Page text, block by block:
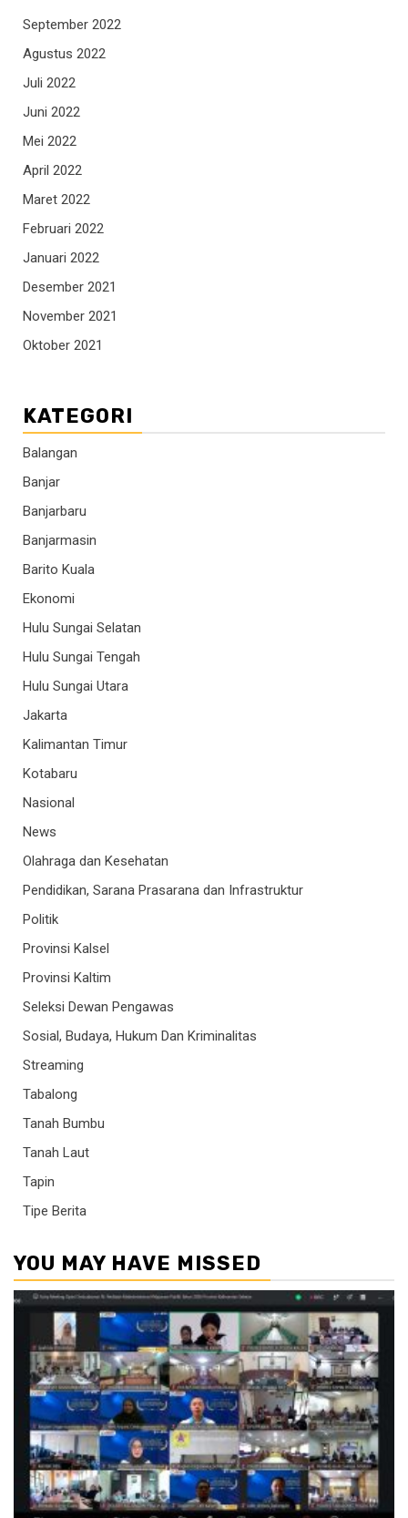
September 2022
Agustus 2022
Juli 2022
Juni 2022
Mei 2022
April 2022
Maret 2022
Februari 2022
Januari 2022
Desember 2021
November 2021
Oktober 2021
KATEGORI
Balangan
Banjar
Banjarbaru
Banjarmasin
Barito Kuala
Ekonomi
Hulu Sungai Selatan
Hulu Sungai Tengah
Hulu Sungai Utara
Jakarta
Kalimantan Timur
Kotabaru
Nasional
News
Olahraga dan Kesehatan
Pendidikan, Sarana Prasarana dan Infrastruktur
Politik
Provinsi Kalsel
Provinsi Kaltim
Seleksi Dewan Pengawas
Sosial, Budaya, Hukum Dan Kriminalitas
Streaming
Tabalong
Tanah Bumbu
Tanah Laut
Tapin
Tipe Berita
YOU MAY HAVE MISSED